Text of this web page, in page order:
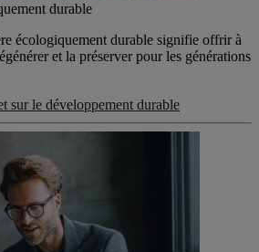
durable
écologiquement durable signifie offrir à
et la préserver pour les générations
sur le développement durable